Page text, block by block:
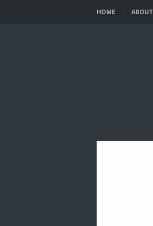
HOME ABOUT